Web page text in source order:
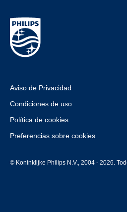
Aviso de Privacidad
Condiciones de uso
Política de cookies
Preferencias sobre cookies
© Koninklijke Philips N.V., 2004 - 2026.